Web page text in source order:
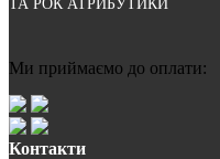
ТА РОК АТРИБУТИКИ
Ми приймаємо до оплати:
Контакти